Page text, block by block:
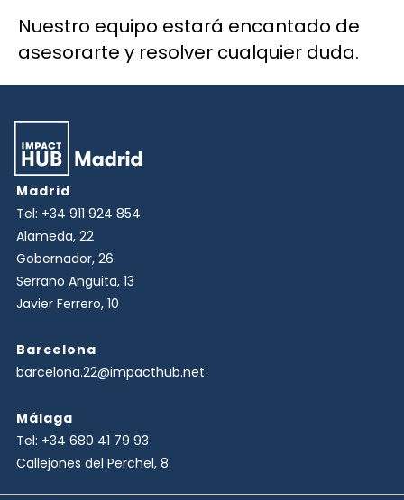
Nuestro equipo estará encantado de
asesorarte y resolver cualquier duda.
Madrid
Tel: +34 911 924 854
Alameda, 22
Gobernador, 26
Serrano Anguita, 13
Javier Ferrero, 10
Barcelona
barcelona.22@impacthub.net
Málaga
Tel: +34 680 41 79 93
Callejones del Perchel, 8